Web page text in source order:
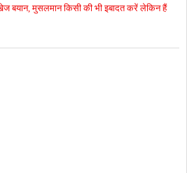
बयान, मुसलमान किसी की भी इबादत करें लेकिन हैं